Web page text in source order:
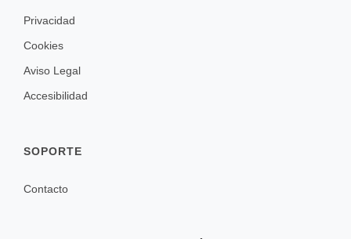
Privacidad
Cookies
Aviso Legal
Accesibilidad
SOPORTE
Contacto